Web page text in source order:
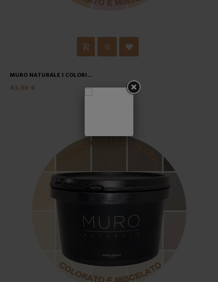
MURO NATURALE I COLORI...
43,00 €